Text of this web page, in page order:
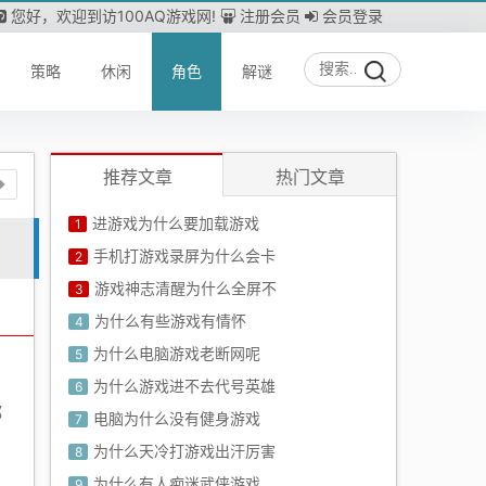
您好，欢迎到访100AQ游戏网! 注册会员 会员登录
策略 休闲 角色 解谜
推荐文章 热门文章
1 进游戏为什么要加载游戏
2 手机打游戏录屏为什么会卡
3 游戏神志清醒为什么全屏不
4 为什么有些游戏有情怀
5 为什么电脑游戏老断网呢
6 为什么游戏进不去代号英雄
7 电脑为什么没有健身游戏
8 为什么天冷打游戏出汗厉害